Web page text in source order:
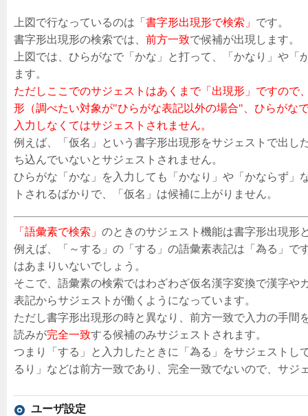
上図で行なっているのは 「書字形出現形で検索」 です。
書字形出現形の検索では、 前方一致で候補が出現します。
上図では、ひらがなで「かな」と打って、「かなり」や
ます。
ただしここでのサジェストはあくまで「出現形」ですので
形（調べたい対象が"ひらがな表記以外の場合"、ひらがな
入力しなくてはサジェストされません。
例えば、「仮名」という書字形出現形をサジェストで出し
ち込んでいないとサジェストされません。
ひらがな「かな」を入力しても「かなり」や「かならず」
トされるばかりで、「仮名」は候補に上がりません。
「語彙素で検索」 のときのサジェスト機能は書字形出現形
例えば、「～する」の「する」の語彙素表記は「為る」で
はあまりいないでしょう。
そこで、語彙素の検索ではわざわざ仮名漢字変換で漢字や
表記からサジェストが働くようになっています。
ただし書字形出現形の時と異なり、前方一致で入力の手間
読みが完全一致する候補のみサジェストされます。
つまり「する」と入力したときに「為る」をサジェストし
るり」などは前方一致であり、完全一致でないので、サジ
ユーザ設定